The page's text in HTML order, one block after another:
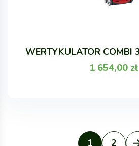
WERTYKULATOR COMBI
1 654,00 zł
1 2